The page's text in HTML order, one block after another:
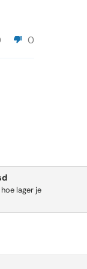
0
lager je